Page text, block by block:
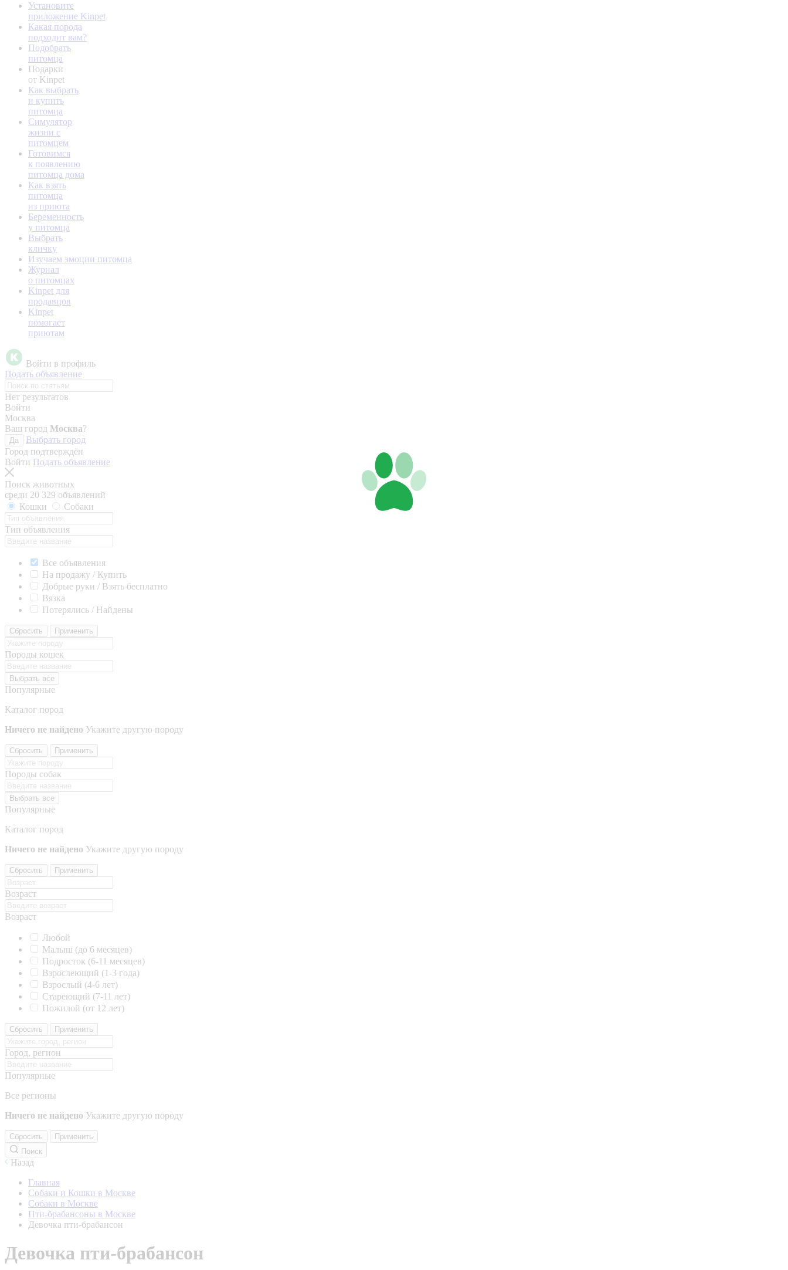
Установите
приложение Kinpet
Какая порода
подходит вам?
Подобрать
питомца
Подарки
от Kinpet
Как выбрать
и купить
питомца
Симулятор
жизни с
питомцем
Готовимся
к появлению
питомца дома
Как взять
питомца
из приюта
Беременность
у питомца
Выбрать
кличку
Изучаем эмоции питомца
Журнал
о питомцах
Kinpet для
продавцов
Kinpet
помогает
приютам
Войти в профиль
Подать объявление
Нет результатов
Войти
Москва
Ваш город Москва?
Да
Выбрать город
Город подтверждён
Войти Подать объявление
Поиск животных
среди 20 329 объявлений
Кошки
Собаки
Тип объявления
Все объявления
На продажу / Купить
Добрые руки / Взять бесплатно
Вязка
Потерялись / Найдены
Сбросить Применить
Породы кошек
Выбрать все
Популярные
Каталог пород
Ничего не найдено Укажите другую породу
Сбросить Применить
Породы собак
Выбрать все
Популярные
Каталог пород
Ничего не найдено Укажите другую породу
Сбросить Применить
Возраст
Возраст
Любой
Малыш (до 6 месяцев)
Подросток (6-11 месяцев)
Взрослеющий (1-3 года)
Взрослый (4-6 лет)
Стареющий (7-11 лет)
Пожилой (от 12 лет)
Сбросить Применить
Город, регион
Популярные
Все регионы
Ничего не найдено Укажите другую породу
Сбросить
Применить
Поиск
Назад
Главная
Собаки и Кошки в Москве
Собаки в Москве
Пти-брабансоны в Москве
Девочка пти-брабансон
Девочка пти-брабансон